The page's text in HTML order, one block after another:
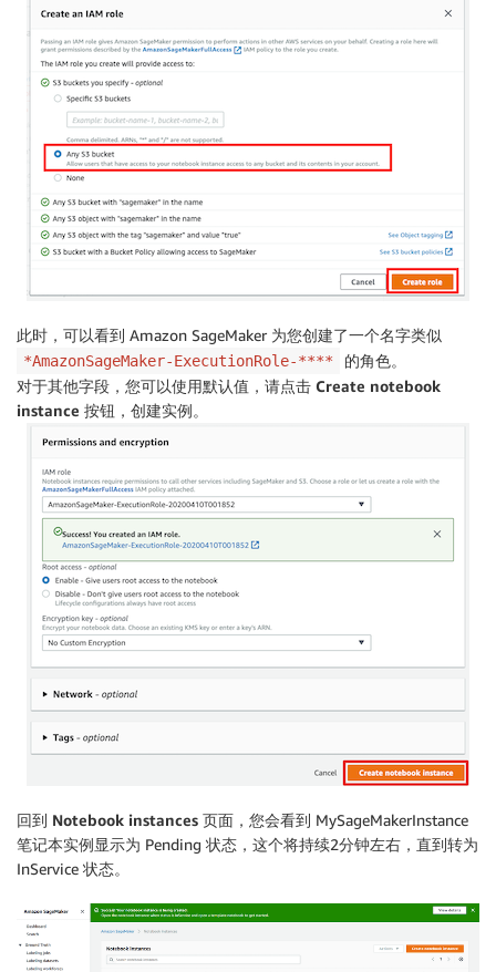
此时，可以看到 Amazon SageMaker 为您创建了一个名字类似
*AmazonSageMaker-ExecutionRole-****
的角色。
对于其他字段，您可以使用默认值，请点击 Create notebook
instance 按钮，创建实例。
回到 Notebook instances 页面，您会看到 MySageMakerInstance
笔记本实例显示为 Pending 状态，这个将持续2分钟左右，直到转为
InService 状态。